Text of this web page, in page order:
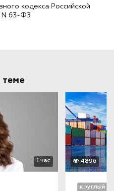
кодекса Российской
N 63-ФЗ
1 час 4896
круглый